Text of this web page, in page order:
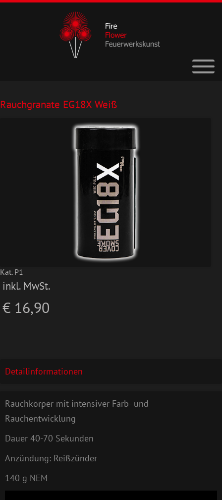
Rauchgranate EG18X Weiß
Kat. P1
inkl. MwSt.
€ 16,90
Detailinformationen
Rauchkörper mit intensiver Farb- und
Rauchentwicklung
Dauer 40-70 Sekunden
Anzündung: Reißzünder
140 g NEM